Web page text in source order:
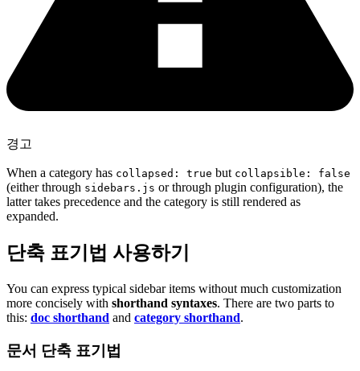
경고
When a category has collapsed: true but collapsible: false
(either through sidebars.js or through plugin configuration), the
latter takes precedence and the category is still rendered as
expanded.
단축 표기법 사용하기
You can express typical sidebar items without much customization
more concisely with shorthand syntaxes. There are two parts to
this: doc shorthand and category shorthand.
문서 단축 표기법